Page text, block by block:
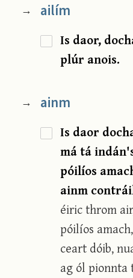
→ ailím
Is daor,
plúr anois.
→ ainm
Is daor
má tá
póilíos
ainm
éiric throm
póilíos
ceart dóib,
ag ól pionnta